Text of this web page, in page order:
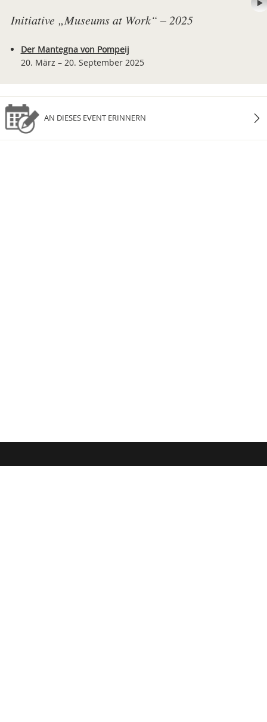
Initiative „Museums at Work“ – 2025
Der Mantegna von Pompeij
20. März – 20. September 2025
AN DIESES EVENT ERINNERN